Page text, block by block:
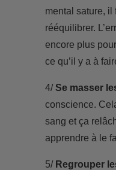
mental sature, il
rééquilibrer.
encore plus
ce qu’il y a à
4/Se masser
conscience.
sang et ça
apprendre à le
5/Regrouper